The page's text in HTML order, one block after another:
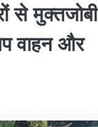
से मुक्तजोबी
वाहन और